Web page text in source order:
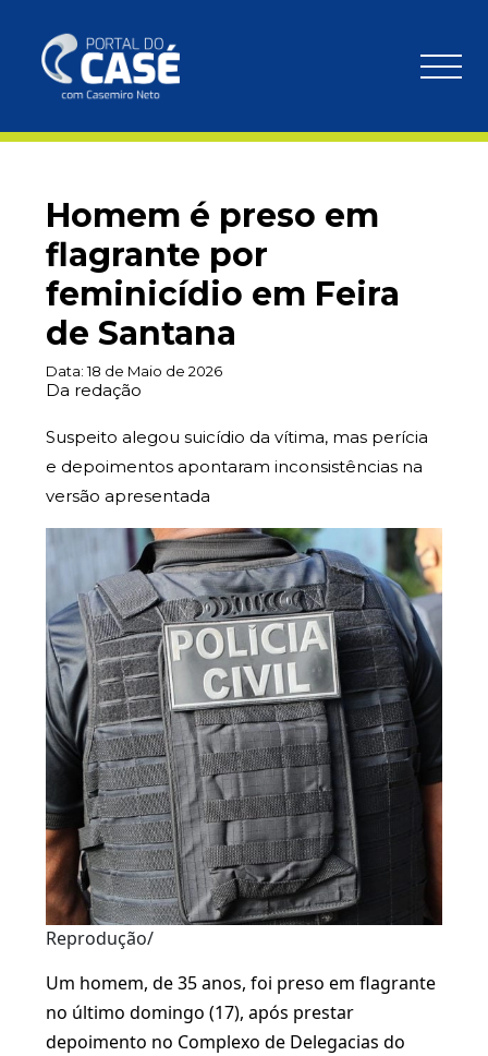
Homem é preso em
flagrante por
feminicídio em Feira
de Santana
Data:18 de Maio de 2026
Da redação
Suspeito alegou suicídio da vítima, mas perícia
e depoimentos apontaram inconsistências na
versão apresentada
Reprodução/
Um homem, de 35 anos, foi preso em flagrante
no último domingo (17), após prestar
depoimento no Complexo de Delegacias do